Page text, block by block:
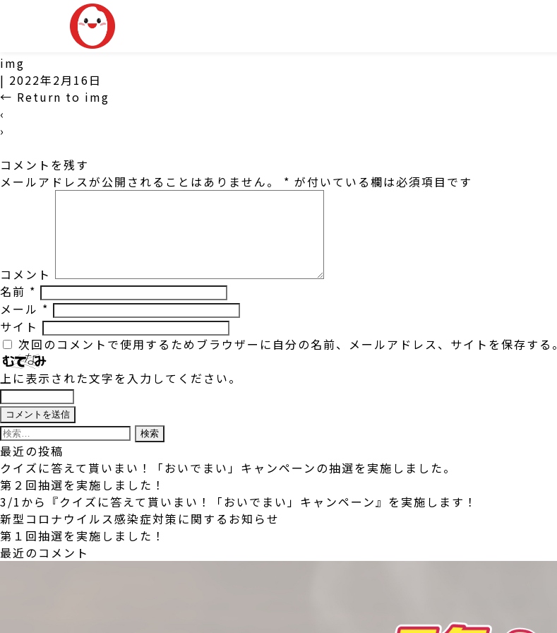
img
| 2022年2月16日
← Return to img
‹
›
コメントを残す
メールアドレスが公開されることはありません。
* が付いている欄は必須項目です
コメント
名前 *
メール *
サイト
次回のコメントで使用するためブラウザーに自分の名前、メールアドレス、サイトを保存する。
上に表示された文字を入力してください。
検
索:
最近の投稿
クイズに答えて貰いまい！「おいでまい」キャンペーンの抽選を実施しました。
第２回抽選を実施しました！
3/1から『クイズに答えて貰いまい！「おいでまい」キャンペーン』を実施します！
新型コロナウイルス感染症対策に関するお知らせ
第１回抽選を実施しました！
最近のコメント